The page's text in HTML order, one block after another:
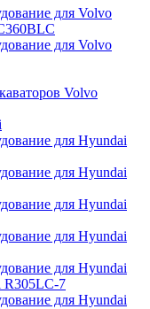
для Volvo
для Volvo
Volvo
для Hyundai
для Hyundai
для Hyundai
для Hyundai
для Hyundai
R305LC-7
для Hyundai